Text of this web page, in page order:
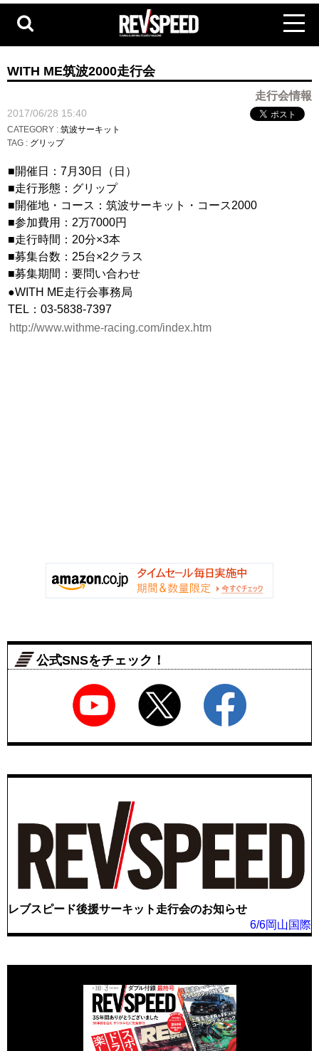
WITH ME筑波2000走行会
走行会情報
2017/06/28 15:40
CATEGORY : 筑波サーキット
TAG : グリップ
■開催日：7月30日（日）
■走行形態：グリップ
■開催地・コース：筑波サーキット・コース2000
■参加費用：2万7000円
■走行時間：20分×3本
■募集台数：25台×2クラス
■募集期間：要問い合わせ
●WITH ME走行会事務局
TEL：03-5838-7397
http://www.withme-racing.com/index.htm
公式SNSをチェック！
レブスピード後援サーキット走行会のお知らせ
6/6岡山国際